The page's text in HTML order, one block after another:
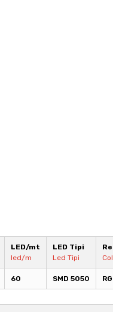
LED/mt
led/m
LED Tipi
Led Tipi
60 SMD 5050